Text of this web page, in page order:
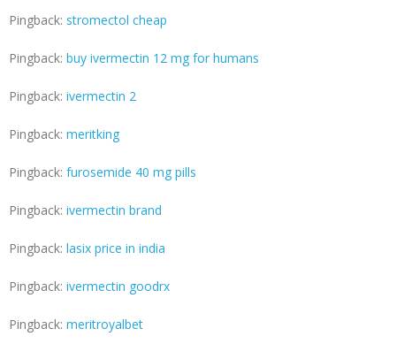
Pingback: stromectol cheap
Pingback: buy ivermectin 12 mg for humans
Pingback: ivermectin 2
Pingback: meritking
Pingback: furosemide 40 mg pills
Pingback: ivermectin brand
Pingback: lasix price in india
Pingback: ivermectin goodrx
Pingback: meritroyalbet